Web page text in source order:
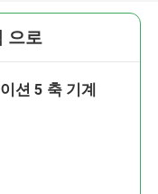
으로
션 5 축 기계